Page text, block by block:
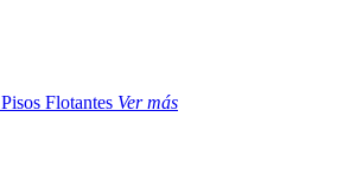
Pisos Flotantes Ver más